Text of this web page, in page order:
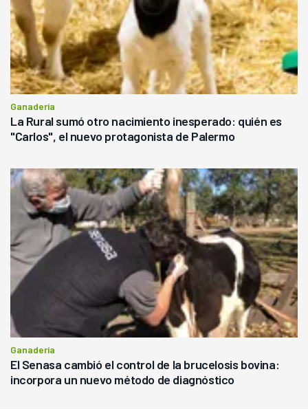
Ganadería
La Rural sumó otro nacimiento inesperado: quién es
"Carlos", el nuevo protagonista de Palermo
Ganadería
El Senasa cambió el control de la brucelosis bovina:
incorpora un nuevo método de diagnóstico